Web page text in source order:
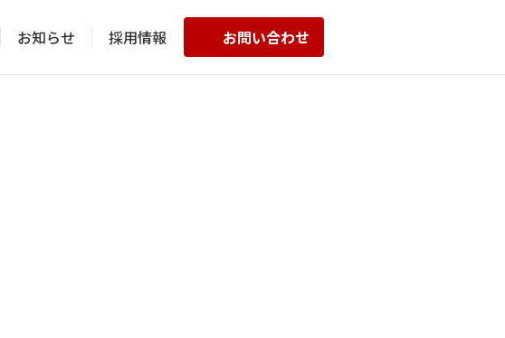
お知らせ 採用情報 お問い合わせ